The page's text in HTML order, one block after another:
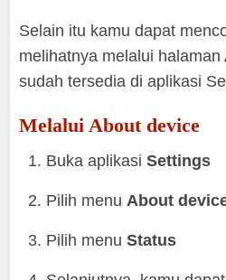
Selain itu kamu dapat
melihatnya melalui halaman
sudah tersedia di aplikasi
Melalui About device
Buka aplikasiSettings
Pilih menuAbout
Pilih menuStatus